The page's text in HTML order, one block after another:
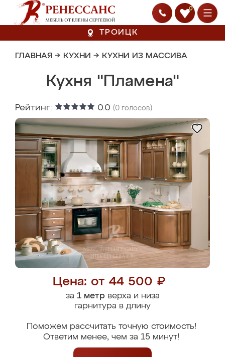
0
ТРОИЦК
ГЛАВНАЯ → КУХНИ → КУХНИ ИЗ МАССИВА
Кухня "Пламена"
Рейтинг: 0.0 (0 голосов)
Цена: от 44 500 ₽
за 1 метрверха и низа
гарнитура в длину
Поможем рассчитать точную стоимость!
Ответим менее, чем за 15 минут!